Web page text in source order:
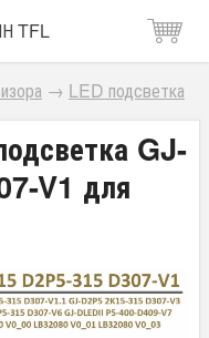
TFL
→ LED подсветка
GJ-
V1 для